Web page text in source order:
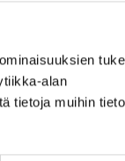
alan
tietoja muihin
housut
KESÄ.